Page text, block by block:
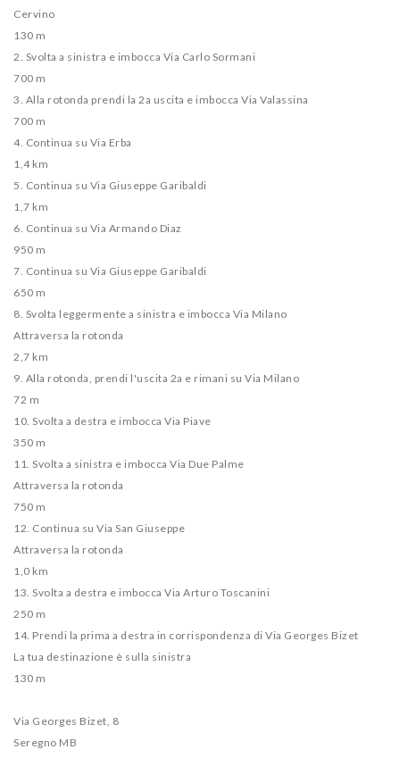
Cervino
130 m
2. Svolta a sinistra e imbocca Via Carlo Sormani
700 m
3. Alla rotonda prendi la 2a uscita e imbocca Via Valassina
700 m
4. Continua su Via Erba
1,4 km
5. Continua su Via Giuseppe Garibaldi
1,7 km
6. Continua su Via Armando Diaz
950 m
7. Continua su Via Giuseppe Garibaldi
650 m
8. Svolta leggermente a sinistra e imbocca Via Milano
Attraversa la rotonda
2,7 km
9. Alla rotonda, prendi l'uscita 2a e rimani su Via Milano
72 m
10. Svolta a destra e imbocca Via Piave
350 m
11. Svolta a sinistra e imbocca Via Due Palme
Attraversa la rotonda
750 m
12. Continua su Via San Giuseppe
Attraversa la rotonda
1,0 km
13. Svolta a destra e imbocca Via Arturo Toscanini
250 m
14. Prendi la prima a destra in corrispondenza di Via Georges Bizet
La tua destinazione è sulla sinistra
130 m
Via Georges Bizet, 8
Seregno MB